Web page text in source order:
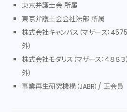
東京弁護士会 所属
東京弁護士会会社法部 所属
株式会社キャンバス（マザーズ：
外）
株式会社モダリス（マザース：４８８
外）
事業再生研究機構（JABR）/ 正会員